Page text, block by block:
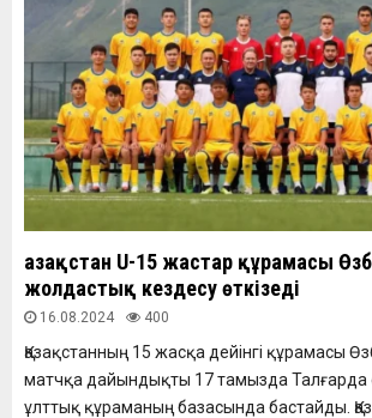
Қазақстан U-15 жастар құрамасы
жолдастық кездесу өткізеді
16.08.2024 400
Қазақстанның 15 жасқа дейінгі құрамасы
матчқа дайындықты 17 тамызда Талғарда
ұлттық құраманың базасында бастайды.